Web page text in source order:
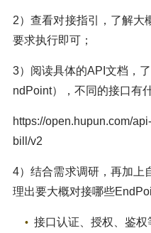
2）查看对接指引，了解大
要求执行即可；
3）阅读具体的API文档，
ndPoint），不同的接口有
https://open.hupun.com/
bill/v2
4）结合需求调研，再加上
理出要大概对接哪些
接口认证、授权、鉴权